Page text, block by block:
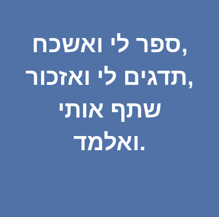
ספר לי ואשכח,
תדגים לי ואזכור,
שתף אותי
ואלמד.